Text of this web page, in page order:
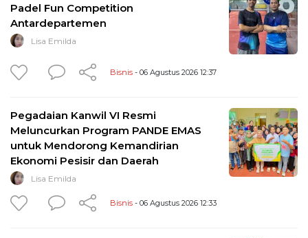
Padel Fun Competition
Antardepartemen
Lisa Emilda
Bisnis - 06 Agustus 2026 12:37
Pegadaian Kanwil VI Resmi
Meluncurkan Program PANDE EMAS
untuk Mendorong Kemandirian
Ekonomi Pesisir dan Daerah
Lisa Emilda
Bisnis - 06 Agustus 2026 12:33